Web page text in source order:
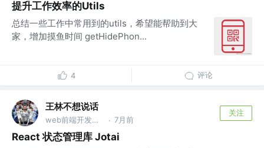
提升工作效率的Utils
总结一些工作中常用到的utils，希望能帮助到大
家，增加摸鱼时间 getHidePhon...
4 评论
王林不想说话
web前端开发工程师 · 7月前
关注
React 状态管理库 Jotai